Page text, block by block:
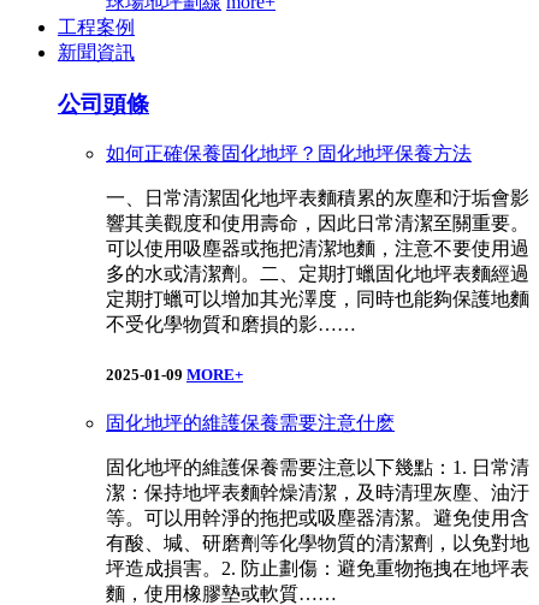
工程案例
新聞資訊
公司頭條
如何正確保養固化地坪？固化地坪保養方法
一、日常清潔固化地坪表麵積累的灰塵和汙垢會影
響其美觀度和使用壽命，因此日常清潔至關重要。
可以使用吸塵器或拖把清潔地麵，注意不要使用過
多的水或清潔劑。二、定期打蠟固化地坪表麵經過
定期打蠟可以增加其光澤度，同時也能夠保護地麵
不受化學物質和磨損的影……
2025-01-09 MORE+
固化地坪的維護保養需要注意什麽
固化地坪的維護保養需要注意以下幾點：1. 日常清
潔：保持地坪表麵幹燥清潔，及時清理灰塵、油汙
等。可以用幹淨的拖把或吸塵器清潔。避免使用含
有酸、堿、研磨劑等化學物質的清潔劑，以免對地
坪造成損害。2. 防止劃傷：避免重物拖拽在地坪表
麵，使用橡膠墊或軟質……